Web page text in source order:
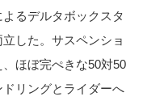
るデルタボックスタ
した。サスペンショ
ほぼ完ぺきな50対50
リングとライダーへ